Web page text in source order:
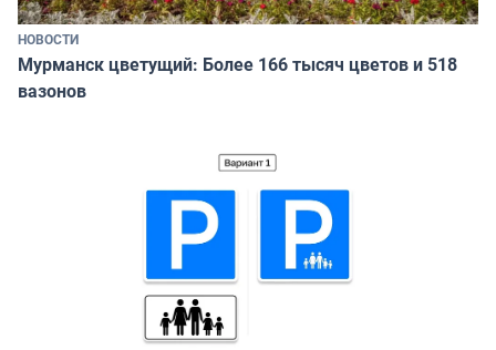
НОВОСТИ
Мурманск цветущий: Более 166 тысяч цветов и 518
вазонов